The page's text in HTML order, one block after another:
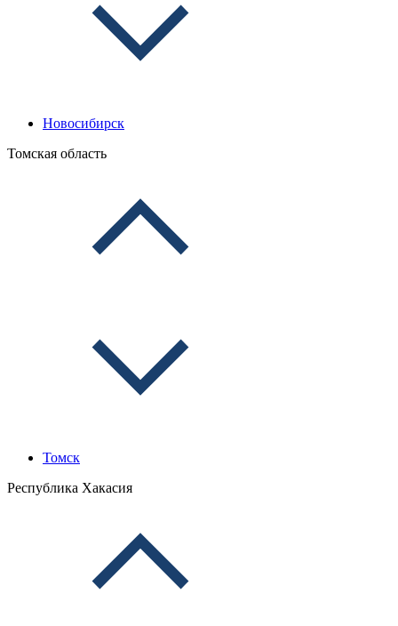
Новосибирск
Томская область
Томск
Республика Хакасия